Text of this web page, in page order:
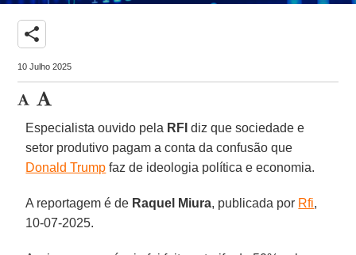
share
10 Julho 2025
Especialista ouvido pela RFI diz que sociedade e
setor produtivo pagam a conta da confusão que
Donald Trump faz de ideologia política e economia.
A reportagem é de Raquel Miura, publicada por Rfi,
10-07-2025.